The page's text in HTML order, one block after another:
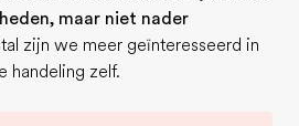
maar niet nader
zijn we meer geïnteresseerd in
handeling zelf.